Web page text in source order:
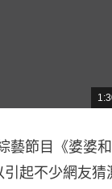
藝節目《婆婆和
起不少網友猜